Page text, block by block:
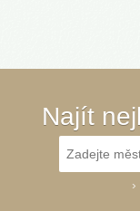
Najít
›